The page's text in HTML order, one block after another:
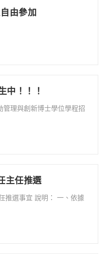
由參加
中！！！
理與創新博士學位學程招
主任推選
推選事宜 說明： 一、依據